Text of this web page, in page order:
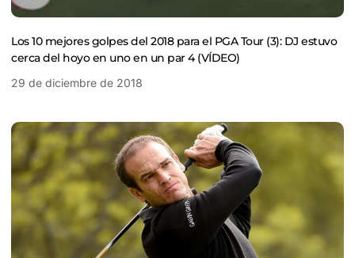
Los 10 mejores golpes del 2018 para el PGA Tour (3): DJ estuvo
cerca del hoyo en uno en un par 4 (VÍDEO)
29 de diciembre de 2018